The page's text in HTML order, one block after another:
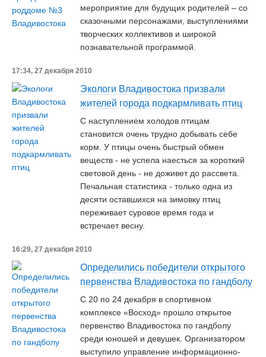
мероприятие для будущих родителей – со
сказочными персонажами, выступлениями
творческих коллективов и широкой
познавательной программой.
17:34, 27 декабря 2010
Экологи Владивостока призвали
жителей города подкармливать птиц
С наступлением холодов птицам
становится очень трудно добывать себе
корм. У птицы очень быстрый обмен
веществ - не успела наесться за короткий
световой день - не доживет до рассвета.
Печальная статистика - только одна из
десяти оставшихся на зимовку птиц
переживает суровое время года и
встречает весну.
16:29, 27 декабря 2010
Определились победители открытого
первенства Владивостока по гандболу
С 20 по 24 декабря в спортивном
комплексе «Восход» прошло открытое
первенство Владивостока по гандболу
среди юношей и девушек. Организатором
выступило управление информационно-